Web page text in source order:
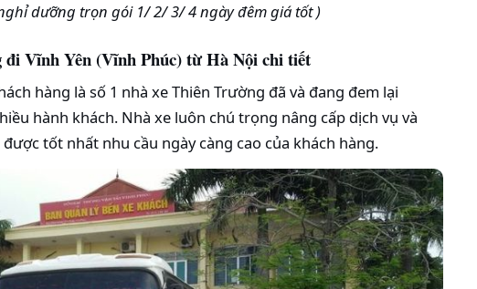
dưỡng trọn gói 1/ 2/ 3/ 4 ngày đêm giá tốt )
Vĩnh Yên (Vĩnh Phúc) từ Hà Nội chi tiết
hàng là số 1 nhà xe Thiên Trường đã và đang đem lại
hành khách. Nhà xe luôn chú trọng nâng cấp dịch vụ và
tốt nhất nhu cầu ngày càng cao của khách hàng.